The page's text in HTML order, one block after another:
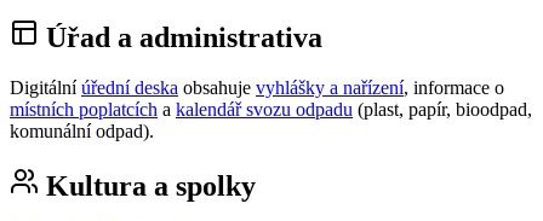
Úřad a administrativa
Digitální úřední deska obsahuje vyhlášky a nařízení, informace o
místních poplatcích a kalendář svozu odpadu (plast, papír, bioodpad,
komunální odpad).
Kultura a spolky